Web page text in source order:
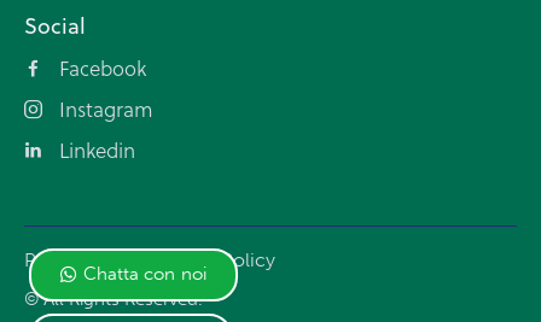
Chatta con noi
Social
Facebook
Instagram
Linkedin
Privacy Policy Cookie Policy
© All Rights Reserved.